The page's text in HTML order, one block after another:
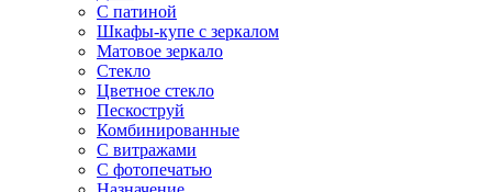
С патиной
Шкафы-купе с зеркалом
Матовое зеркало
Стекло
Цветное стекло
Пескоструй
Комбинированные
С витражами
С фотопечатью